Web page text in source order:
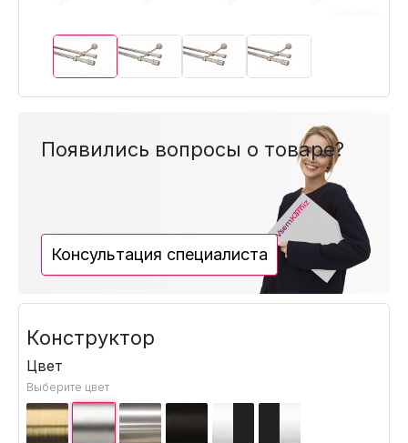
Появились вопросы о товаре?
Консультация специалиста
Конструктор
Цвет
Выберите цвет